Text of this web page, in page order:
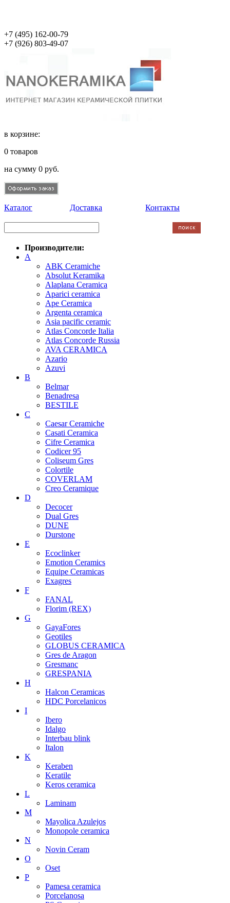
+7 (495) 162-00-79
+7 (926) 803-49-07
в корзине:
0 товаров
на сумму 0 руб.
Каталог Доставка Контакты
Производители:
A
ABK Ceramiche
Absolut Keramika
Alaplana Ceramica
Aparici ceramica
Ape Ceramica
Argenta ceramica
Asia pacific ceramic
Atlas Concorde Italia
Atlas Concorde Russia
AVA CERAMICA
Azario
Azuvi
B
Belmar
Benadresa
BESTILE
C
Caesar Ceramiche
Casati Ceramica
Cifre Ceramica
Codicer 95
Coliseum Gres
Colortile
COVERLAM
Creo Ceramique
D
Decocer
Dual Gres
DUNE
Durstone
E
Ecoclinker
Emotion Ceramics
Equipe Ceramicas
Exagres
F
FANAL
Florim (REX)
G
GayaFores
Geotiles
GLOBUS CERAMICA
Gres de Aragon
Gresmanc
GRESPANIA
H
Halcon Ceramicas
HDC Porcelanicos
I
Ibero
Idalgo
Interbau blink
Italon
K
Keraben
Keratile
Keros ceramica
L
Laminam
M
Mayolica Azulejos
Monopole ceramica
N
Novin Ceram
O
Oset
P
Pamesa ceramica
Porcelanosa